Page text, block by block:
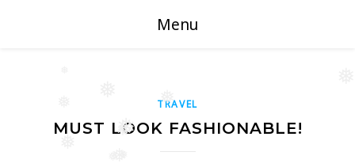
❅
❅
❅
Menu
TRAVEL
MUST LOOK FASHIONABLE!